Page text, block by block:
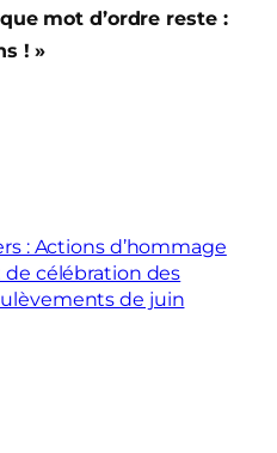
mot d’ordre reste :
! »
: Actions d’hommage
de célébration des
de juin